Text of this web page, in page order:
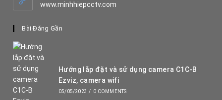
www.minhhiepcctv.com
Bài Đăng Gần
Hướng lắp đặt và sử dụng camera C1C-B
Ezviz, camera wifi
05/05/2023 / 0 COMMENTS